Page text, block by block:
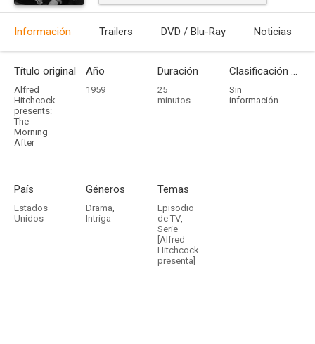
Información Trailers DVD / Blu-Ray Noticias
Título original
Alfred
Hitchcock
presents:
The
Morning
After
Año
1959
Duración
25
minutos
Clasificación por edades
Sin
información
País
Estados
Unidos
Géneros
Drama,
Intriga
Temas
Episodio
de TV,
Serie
[Alfred
Hitchcock
presenta]